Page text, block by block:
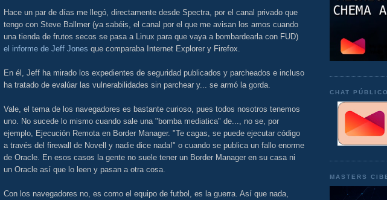
Hace un par de días me llegó, directamente desde Spectra, por el canal privado que
tengo con Steve Ballmer (ya sabéis, el canal por el que me avisan los amos cuando
una tienda de frutos secos se pasa a Linux para que vaya a bombardearla con FUD)
el informe de Jeff Jones que comparaba Internet Explorer y Firefox.
En él, Jeff ha mirado los expedientes de seguridad publicados y parcheados e incluso
ha tratado de evalúar las vulnerabilidades sin parchear y... se armó la gorda.
Vale, el tema de los navegadores es bastante curioso, pues todos nosotros tenemos
uno. No sucede lo mismo cuando sale una "bomba mediatica" de..., no se, por
ejemplo, Ejecución Remota en Border Manager. "Te cagas, se puede ejecutar código
a través del firewall de Novell y nadie dice nada!" o cuando se publica un fallo enorme
de Oracle. En esos casos la gente no suele tener un Border Manager en su casa ni
un Oracle así que lo leen y pasan a otra cosa.
Con los navegadores no, es como el equipo de futbol, es la guerra. Así que nada,
CHAT
MASTERS